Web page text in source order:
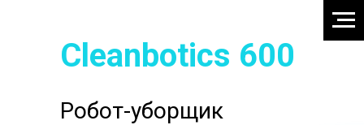
Cleanbotics 600
Робот-уборщик